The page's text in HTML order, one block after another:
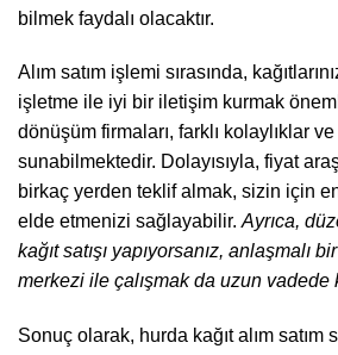
bilmek faydalı olacaktır.
Alım satım işlemi sırasında,
işletme ile iyi bir iletişim kurmak
dönüşüm firmaları, farklı kolaylıklar
sunabilmektedir. Dolayısıyla, fiyat
birkaç yerden teklif almak, sizin için
elde etmenizi sağlayabilir. Ayrıca,
kağıt satışı yapıyorsanız, anlaşmalı
merkezi ile çalışmak da uzun vadede
Sonuç olarak, hurda kağıt alım satım